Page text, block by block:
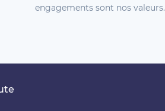
engagements sont nos valeurs.